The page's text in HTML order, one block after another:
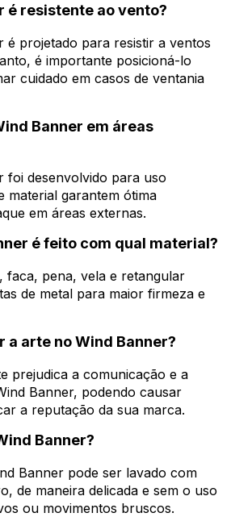
é resistente ao vento?
é projetado para resistir a ventos
é importante posicioná-lo
cuidado em casos de ventania
Banner em áreas
foi desenvolvido para uso
material garantem ótima
em áreas externas.
é feito com qual material?
faca, pena, vela e retangular
de metal para maior firmeza e
a arte no Wind Banner?
prejudica a comunicação e a
Banner, podendo causar
a reputação da sua marca.
Banner?
Banner pode ser lavado com
de maneira delicada e sem o uso
ou movimentos bruscos.